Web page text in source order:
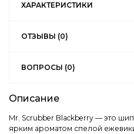
ХАРАКТЕРИСТИКИ
ОТЗЫВЫ (0)
ВОПРОСЫ (0)
Описание
Mr. Scrubber Blackberry — это
ярким ароматом спелой